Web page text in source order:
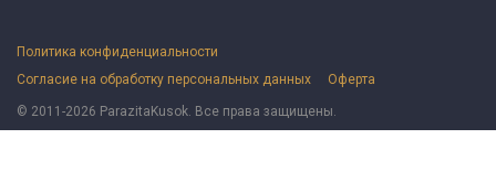
Политика конфиденциальности
Согласие на обработку персональных данных
Оферта
© 2011-2026 ParazitaKusok. Все права защищены.